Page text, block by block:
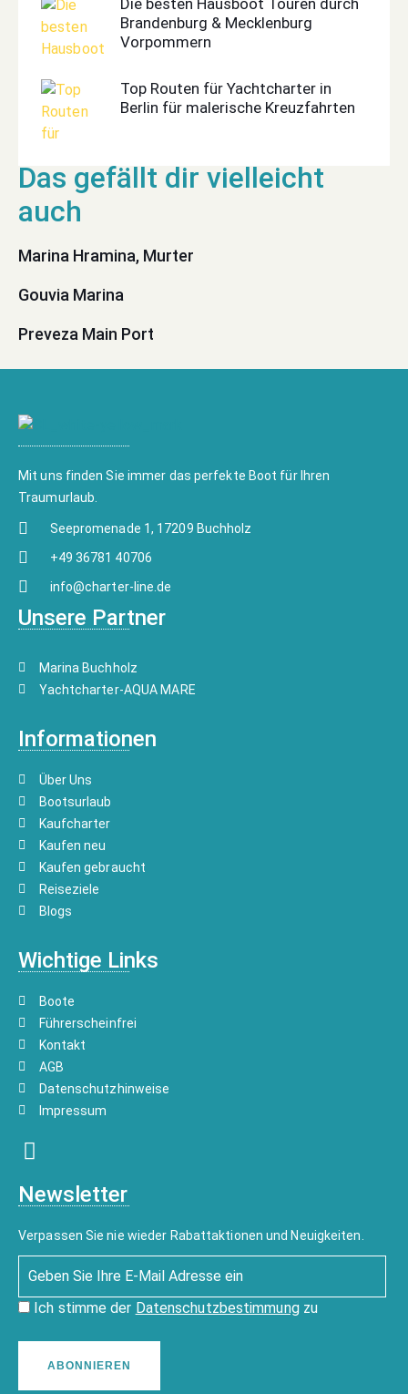
Die besten Hausboot Touren durch
Brandenburg & Mecklenburg
Vorpommern
Top Routen für Yachtcharter in
Berlin für malerische Kreuzfahrten
Marina Hramina, Murter
Gouvia Marina
Preveza Main Port
Mit uns finden Sie immer das perfekte Boot für Ihren
Traumurlaub.
Seepromenade 1, 17209 Buchholz
+49 36781 40706
info@charter-line.de
Unsere Partner
Marina Buchholz
Yachtcharter-AQUA MARE
Informationen
Über Uns
Bootsurlaub
Kaufcharter
Kaufen neu
Kaufen gebraucht
Reiseziele
Blogs
Wichtige Links
Boote
Führerscheinfrei
Kontakt
AGB
Datenschutzhinweise
Impressum
Newsletter
Verpassen Sie nie wieder Rabattaktionen und Neuigkeiten.
Ich stimme der Datenschutzbestimmungzu
ABONNIEREN